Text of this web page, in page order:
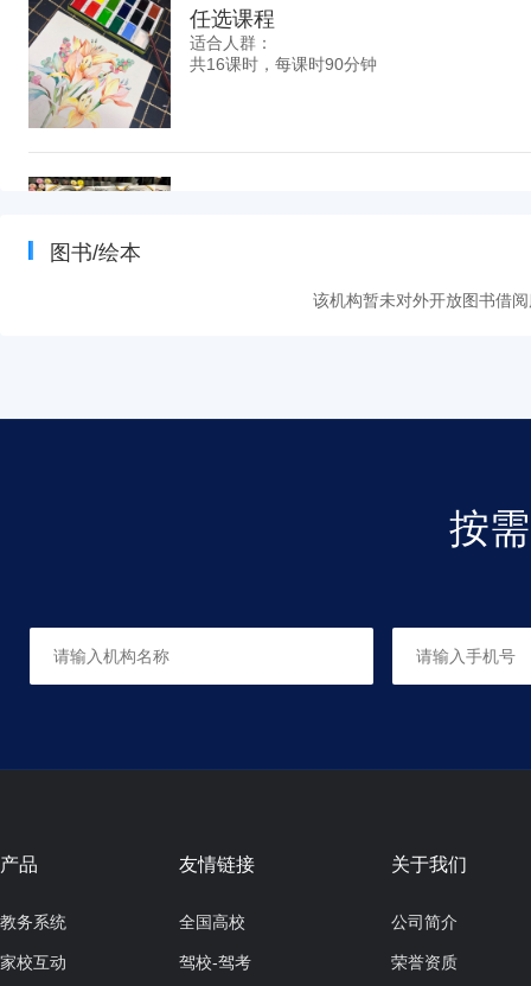
任选课程
适合人群：
共16课时，每课时90分钟
适合人群：6岁以上
四次体验课
图书/绘本
该机构暂未对外开放图书借
按
产品
教务系统
家校互动
友情链接
全国高校
驾校-驾考
关于我们
公司简介
荣誉资质